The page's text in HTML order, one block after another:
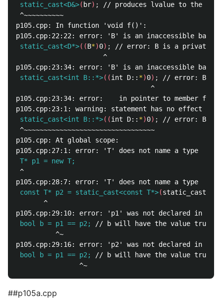
static_cast<D&>( br) ;
^~~~~~~~~~~
p105.cpp: In function 'void f()':
static_cast<D*>((B*)0) ;
                      ^
static_cast<int B::*>((int D:: *)0) ;
                                  ^
p105.cpp:23:34: error:    in pointer to member
static_cast<int B::*>((int D:: *)0) ;
^~~~~~~~~~~~~~~~~~~~~~~~~~~~~~~~~~
p105.cpp: At global scope:
T* p1 = new T;
^
const T* p2 = static_cast<const T*>(
       ^
bool b = p1 == p2;
          ^~
bool b = p1 == p2;
##p105a.cpp